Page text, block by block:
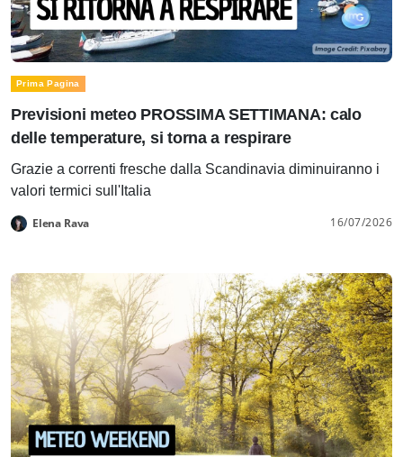
Prima Pagina
Previsioni meteo PROSSIMA SETTIMANA: calo
delle temperature, si torna a respirare
Grazie a correnti fresche dalla Scandinavia diminuiranno i
valori termici sull'Italia
Elena Rava 16/07/2026